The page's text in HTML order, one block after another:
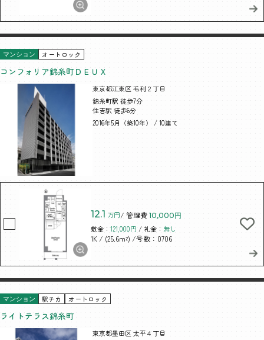
マンション オートロック
コンフォリア錦糸町ＤＥＵＸ
東京都江東区 毛利２丁目
錦糸町駅 徒歩7分
住吉駅 徒歩6分
2016年5月（築10年） / 10建て
12.1 万円/ 管理費 10,000円
敷金：121,000円 / 礼金： 無し
1K / (25.6m²) /号数：0706
マンション 駅チカ オートロック
ライトテラス錦糸町
東京都墨田区 太平４丁目